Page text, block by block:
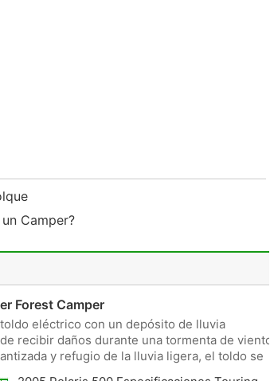
Camper?
Forest Camper
eléctrico con un depósito de lluvia
recibir daños durante una tormenta de viento
y refugio de la lluvia ligera, el toldo se